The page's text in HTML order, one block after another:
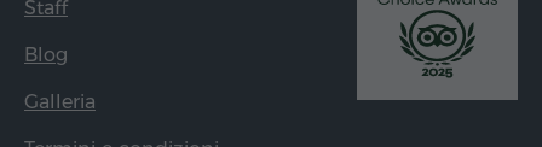
Staff
Blog
Galleria